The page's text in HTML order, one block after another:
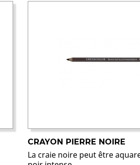
CRAYON PIERRE NOIRE
La craie noire peut être